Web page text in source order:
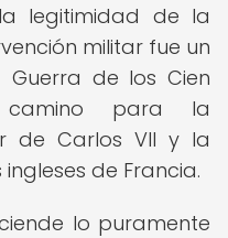
legitimidad de la
militar fue un
de los Cien
camino para la
de Carlos VII y la
de Francia.
lo puramente